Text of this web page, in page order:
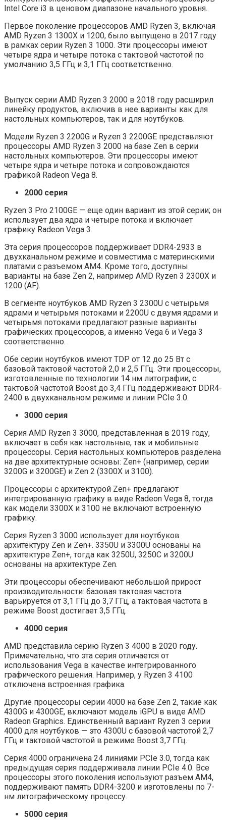
Intel Core i3 в ценовом диапазоне начального уровня.
Первое поколение процессоров AMD Ryzen 3, включая
AMD Ryzen 3 1300X и 1200, было выпущено в 2017 году
в рамках серии Ryzen 3 1000. Эти процессоры имеют
четыре ядра и четыре потока с тактовой частотой по
умолчанию 3,5 ГГц и 3,1 ГГц соответственно.
Выпуск серии AMD Ryzen 3 2000 в 2018 году расширил
линейку продуктов, включив в нее варианты как для
настольных компьютеров, так и для ноутбуков.
Модели Ryzen 3 2200G и Ryzen 3 2200GE представляют
процессоры AMD Ryzen 3 2000 на базе Zen в серии
настольных компьютеров. Эти процессоры имеют
четыре ядра и четыре потока и сопровождаются
графикой Radeon Vega 8.
2000 серия
Ryzen 3 Pro 2100GE — еще один вариант из этой серии; он
использует два ядра и четыре потока и включает
графику Radeon Vega 3.
Эта серия процессоров поддерживает DDR4-2933 в
двухканальном режиме и совместима с материнскими
платами с разъемом AM4. Кроме того, доступны
варианты на базе Zen 2, например AMD Ryzen 3 2300X и
1200 (AF).
В сегменте ноутбуков AMD Ryzen 3 2300U с четырьмя
ядрами и четырьмя потоками и 2200U с двумя ядрами и
четырьмя потоками предлагают разные варианты
графических процессоров, а именно Vega 6 и Vega 3
соответственно.
Обе серии ноутбуков имеют TDP от 12 до 25 Вт с
базовой тактовой частотой 2,0 и 2,5 ГГц. Эти процессоры,
изготовленные по технологии 14 нм литографии, с
тактовой частотой Boost до 3,4 ГГц поддерживают DDR4-
2400 в двухканальном режиме и линии PCIe 3.0.
3000 серия
Серия AMD Ryzen 3 3000, представленная в 2019 году,
включает в себя как настольные, так и мобильные
процессоры. Серия настольных компьютеров разделена
на две архитектурные основы: Zen+ (например, серии
3200G и 3200GE) и Zen 2 (3300X и 3100).
Процессоры с архитектурой Zen+ предлагают
интегрированную графику в виде Radeon Vega 8, тогда
как модели 3300X и 3100 не включают встроенную
графику.
Серия Ryzen 3 3000 использует для ноутбуков
архитектуру Zen и Zen+. 3350U и 3300U основаны на
архитектуре Zen+, тогда как 3250U, 3250C и 3200U
основаны на архитектуре Zen.
Эти процессоры обеспечивают небольшой прирост
производительности: базовая тактовая частота
варьируется от 3,1 ГГц до 3,7 ГГц, а тактовая частота в
режиме Boost достигает 3,5 ГГц.
4000 серия
AMD представила серию Ryzen 3 4000 в 2020 году.
Примечательно, что эта серия отличается от
использования Vega в качестве интегрированного
графического решения. Например, у Ryzen 3 4100
отключена встроенная графика.
Другие процессоры серии 4000 на базе Zen 2, такие как
4300G и 4300GE, включают модель iGPU в виде AMD
Radeon Graphics. Единственный вариант Ryzen 3 серии
4000 для ноутбуков — это 4300U с базовой частотой 2,7
ГГц и тактовой частотой в режиме Boost 3,7 ГГц.
Серия 4000 ограничена 24 линиями PCIe 3.0, тогда как
предыдущая серия поддерживала линии PCIe 4.0. Все
процессоры этого поколения используют разъем AM4,
поддерживают память DDR4-3200 и изготовлены по 7-
нм литографическому процессу.
5000 серия